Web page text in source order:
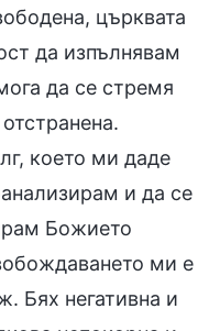
църквата
да изпълнявам
да се стремя
което ми даде
и да се
Божието
ми е
Бях негативна и